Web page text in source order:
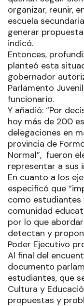
organizar, reunir,
escuela
generar
indicó.
Entonces,
planteó esta
gobernador
Parlamento
funcionario.
Y añadió: “Por
hoy más de 200
delegaciones en
provincia de
Normal”, fueron
representar a sus
En cuanto a los
especificó que
como estudiantes
comunidad
por lo que
detectan y
Poder Ejecutivo
Al final del
documento
estudiantes, que
Cultura y
propuestas y